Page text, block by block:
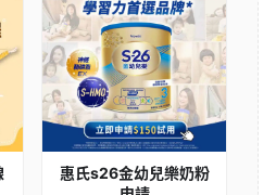
惠氏s26金幼兒樂奶粉
申請
家中有3歲以下的幼兒，每
位媽咪限索取一罐(400
克)，試用價$150